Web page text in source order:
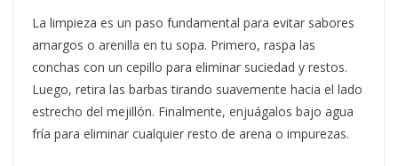
La limpieza es un paso fundamental para evitar sabores
amargos o arenilla en tu sopa. Primero, raspa las
conchas con un cepillo para eliminar suciedad y restos.
Luego, retira las barbas tirando suavemente hacia el lado
estrecho del mejillón. Finalmente, enjuágalos bajo agua
fría para eliminar cualquier resto de arena o impurezas.